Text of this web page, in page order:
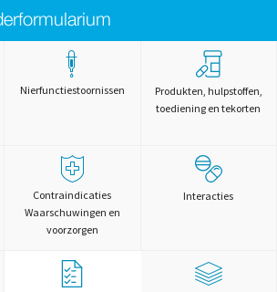
Nierfunctiestoornissen
Produkten, hulpstoffen,
toediening en tekorten
Contraindicaties
Waarschuwingen en
voorzorgen
Interacties